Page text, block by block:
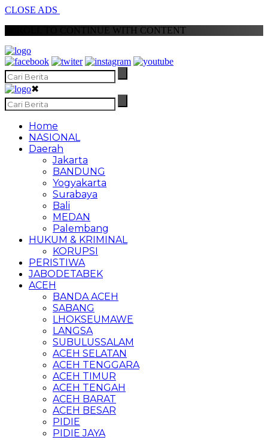
CLOSE ADS
SCROLL TO CONTINUE WITH CONTENT
✖
Home
NASIONAL
Daerah
Jakarta
BANDUNG
Yogyakarta
Surabaya
Bali
MEDAN
Palembang
HUKUM & KRIMINAL
KORUPSI
PERISTIWA
JABODETABEK
ACEH
BANDA ACEH
SABANG
LHOKSEUMAWE
LANGSA
SUBULUSSALAM
ACEH SELATAN
ACEH TENGGARA
ACEH TIMUR
ACEH TENGAH
ACEH BARAT
ACEH BESAR
PIDIE
PIDIE JAYA